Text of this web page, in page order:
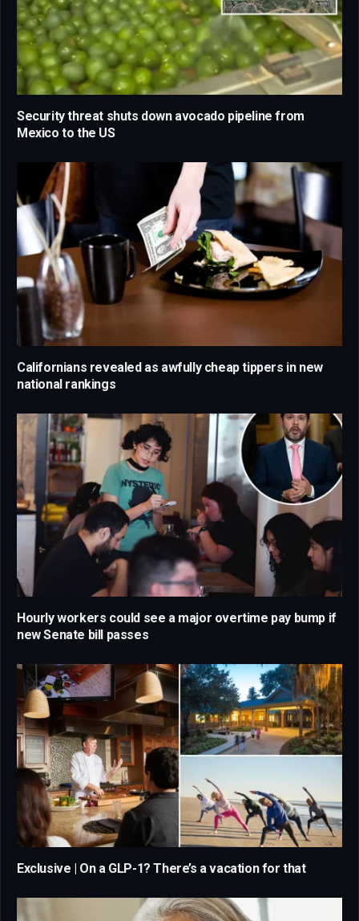
Security threat shuts down avocado pipeline from
Mexico to the US
Californians revealed as awfully cheap tippers in new
national rankings
Hourly workers could see a major overtime pay bump if
new Senate bill passes
Exclusive | On a GLP-1? There’s a vacation for that